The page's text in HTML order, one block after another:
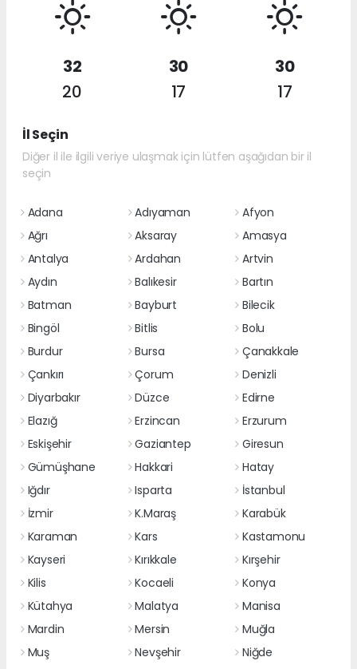
32
20
30
17
30
17
İl Seçin
Diğer il ile ilgili veriye ulaşmak için lütfen aşağıdan bir il
seçin
Adana Adıyaman
Afyon
Ağrı
Aksaray
Amasya
Antalya
Ardahan
Artvin
Aydın
Balıkesir
Bartın
Batman
Bayburt
Bilecik
Bingöl
Bitlis
Bolu
Burdur
Bursa
Çanakkale
Çankırı
Çorum
Denizli
Diyarbakır
Düzce
Edirne
Elazığ
Erzincan
Erzurum
Eskişehir
Gaziantep
Giresun
Gümüşhane
Hakkari
Hatay
Iğdır
Isparta
İstanbul
İzmir
K.Maraş
Karabük
Karaman
Kars
Kastamonu
Kayseri
Kırıkkale
Kırşehir
Kilis
Kocaeli
Konya
Kütahya
Malatya
Manisa
Mardin
Mersin
Muğla
Muş
Nevşehir
Niğde